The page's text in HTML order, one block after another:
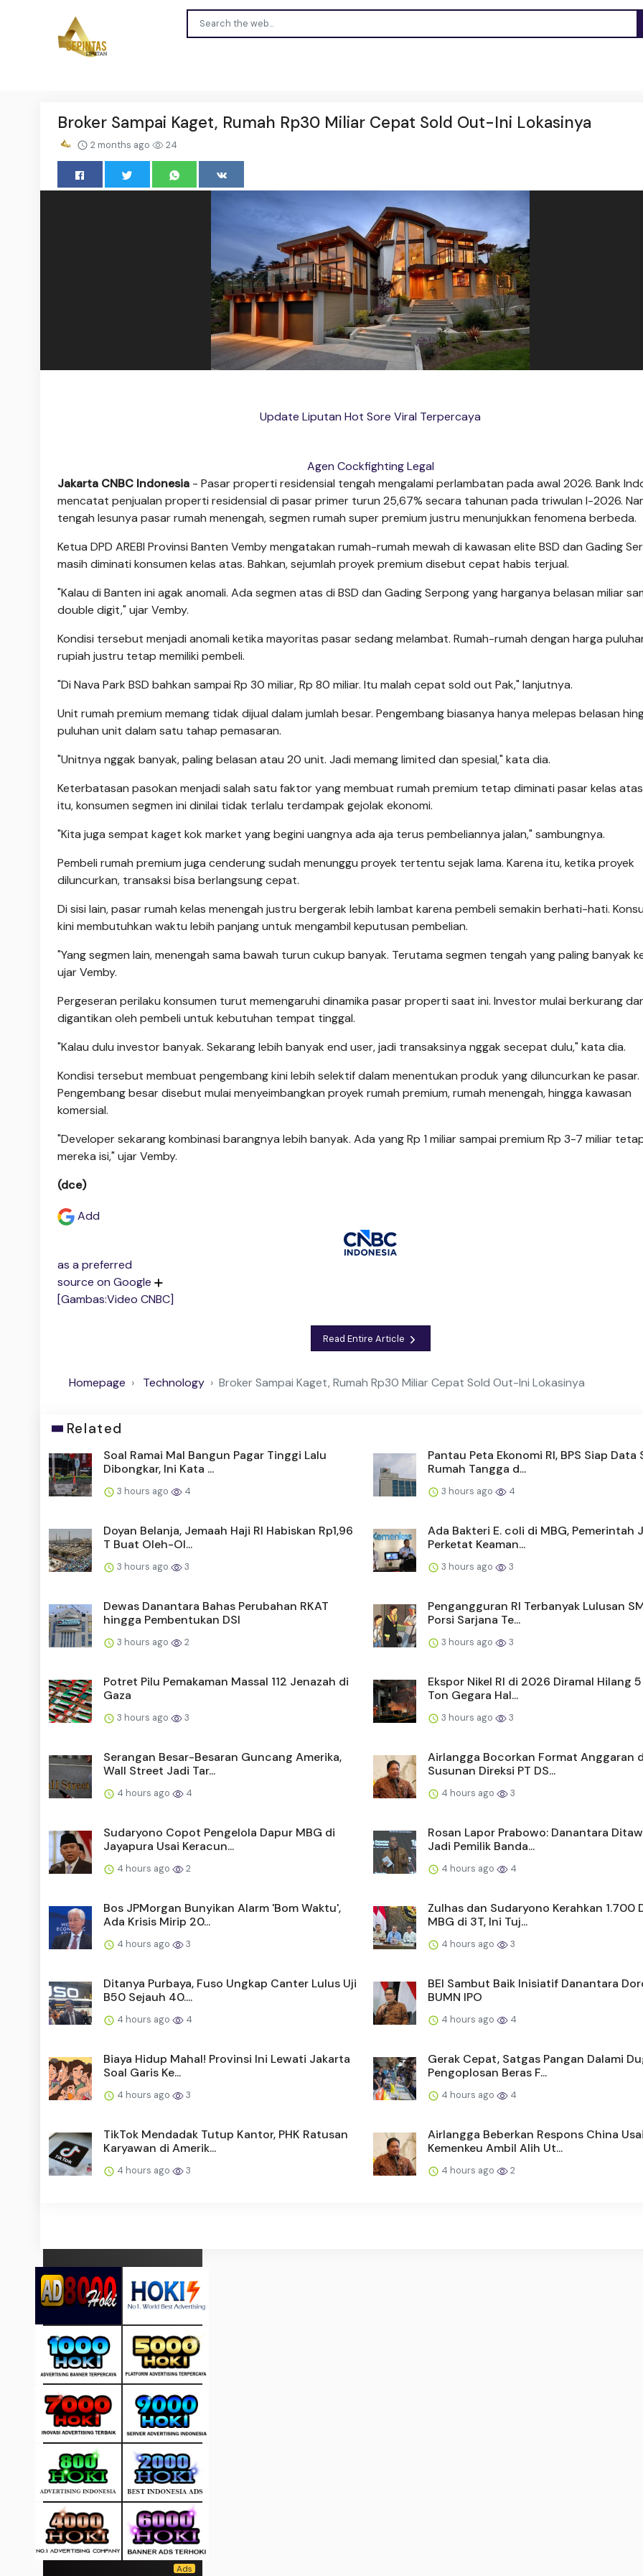
Broker Sampai Kaget, Rumah Rp30 Miliar Cepat Sold Out-Ini Lokasinya
2 months ago 24
Update Liputan Hot Sore Viral Terpercaya
Agen Cockfighting Legal
Jakarta CNBC Indonesia - Pasar properti residensial tengah mengalami perlambatan pada awal 2026. Bank
mencatat penjualan properti residensial di pasar primer turun 25,67% secara tahunan pada triwulan I-2026.
tengah lesunya pasar rumah menengah, segmen rumah super premium justru menunjukkan fenomena berbeda.
Ketua DPD AREBI Provinsi Banten Vemby mengatakan rumah-rumah mewah di kawasan elite BSD dan Gading
masih diminati konsumen kelas atas. Bahkan, sejumlah proyek premium disebut cepat habis terjual.
"Kalau di Banten ini agak anomali. Ada segmen atas di BSD dan Gading Serpong yang harganya belasan miliar
double digit," ujar Vemby.
Kondisi tersebut menjadi anomali ketika mayoritas pasar sedang melambat. Rumah-rumah dengan harga
rupiah justru tetap memiliki pembeli.
"Di Nava Park BSD bahkan sampai Rp 30 miliar, Rp 80 miliar. Itu malah cepat sold out Pak," lanjutnya.
Unit rumah premium memang tidak dijual dalam jumlah besar. Pengembang biasanya hanya melepas belasan
puluhan unit dalam satu tahap pemasaran.
"Unitnya nggak banyak, paling belasan atau 20 unit. Jadi memang limited dan spesial," kata dia.
Keterbatasan pasokan menjadi salah satu faktor yang membuat rumah premium tetap diminati pasar kelas
itu, konsumen segmen ini dinilai tidak terlalu terdampak gejolak ekonomi.
"Kita juga sempat kaget kok market yang begini uangnya ada aja terus pembeliannya jalan," sambungnya.
Pembeli rumah premium juga cenderung sudah menunggu proyek tertentu sejak lama. Karena itu, ketika proyek
diluncurkan, transaksi bisa berlangsung cepat.
Di sisi lain, pasar rumah kelas menengah justru bergerak lebih lambat karena pembeli semakin berhati-hati.
kini membutuhkan waktu lebih panjang untuk mengambil keputusan pembelian.
"Yang segmen lain, menengah sama bawah turun cukup banyak. Terutama segmen tengah yang paling banyak
ujar Vemby.
Pergeseran perilaku konsumen turut memengaruhi dinamika pasar properti saat ini. Investor mulai berkurang
digantikan oleh pembeli untuk kebutuhan tempat tinggal.
"Kalau dulu investor banyak. Sekarang lebih banyak end user, jadi transaksinya nggak secepat dulu," kata dia.
Kondisi tersebut membuat pengembang kini lebih selektif dalam menentukan produk yang diluncurkan ke pasar.
Pengembang besar disebut mulai menyeimbangkan proyek rumah premium, rumah menengah, hingga kawasan
komersial.
"Developer sekarang kombinasi barangnya lebih banyak. Ada yang Rp 1 miliar sampai premium Rp 3-7 miliar
mereka isi," ujar Vemby.
(dce)
Add
as a preferred
source on Google
[Gambas:Video CNBC]
Read Entire Article
Homepage Technology Broker Sampai Kaget, Rumah Rp30 Miliar Cepat Sold Out-Ini Lokasinya
Related
Soal Ramai Mal Bangun Pagar Tinggi Lalu
Dibongkar, Ini Kata ...
3 hours ago 4
Pantau Peta Ekonomi RI, BPS Siap Data
Rumah Tangga d...
3 hours ago 4
Doyan Belanja, Jemaah Haji RI Habiskan Rp1,96
T Buat Oleh-Ol...
3 hours ago 3
Ada Bakteri E. coli di MBG, Pemerintah
Perketat Keaman...
3 hours ago 3
Dewas Danantara Bahas Perubahan RKAT
hingga Pembentukan DSI
3 hours ago 2
Pengangguran RI Terbanyak Lulusan
Porsi Sarjana Te...
3 hours ago 3
Potret Pilu Pemakaman Massal 112 Jenazah di
Gaza
3 hours ago 3
Ekspor Nikel RI di 2026 Diramal Hilang
Ton Gegara Hal...
3 hours ago 3
Serangan Besar-Besaran Guncang Amerika,
Wall Street Jadi Tar...
4 hours ago 4
Airlangga Bocorkan Format Anggaran
Susunan Direksi PT DS...
4 hours ago 3
Sudaryono Copot Pengelola Dapur MBG di
Jayapura Usai Keracun...
4 hours ago 2
Rosan Lapor Prabowo: Danantara
Jadi Pemilik Banda...
4 hours ago 4
Bos JPMorgan Bunyikan Alarm 'Bom Waktu',
Ada Krisis Mirip 20...
4 hours ago 3
Zulhas dan Sudaryono Kerahkan 1.700
MBG di 3T, Ini Tuj...
4 hours ago 3
Ditanya Purbaya, Fuso Ungkap Canter Lulus Uji
B50 Sejauh 40....
4 hours ago 4
BEI Sambut Baik Inisiatif Danantara
BUMN IPO
4 hours ago 4
Biaya Hidup Mahal! Provinsi Ini Lewati Jakarta
Soal Garis Ke...
4 hours ago 3
Gerak Cepat, Satgas Pangan Dalami
Pengoplosan Beras F...
4 hours ago 4
TikTok Mendadak Tutup Kantor, PHK Ratusan
Karyawan di Amerik...
4 hours ago 3
Airlangga Beberkan Respons China
Kemenkeu Ambil Alih Ut...
4 hours ago 2